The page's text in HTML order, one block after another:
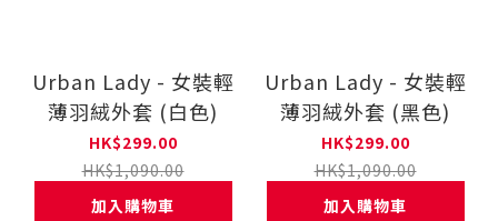
Urban Lady - 女裝輕
薄羽絨外套 (白色)
HK$299.00
HK$1,090.00
加入購物車
Urban Lady - 女裝輕
薄羽絨外套 (黑色)
HK$299.00
HK$1,090.00
加入購物車